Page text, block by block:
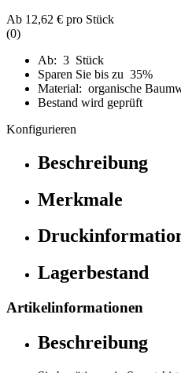
Ab 12,62 € pro Stück
(0)
Ab: 3 Stück
Sparen Sie bis zu 35%
Material: organische
Bestand wird geprüft
Konfigurieren
Beschreibung
Merkmale
Lagerbestand
Artikelinformationen
Beschreibung